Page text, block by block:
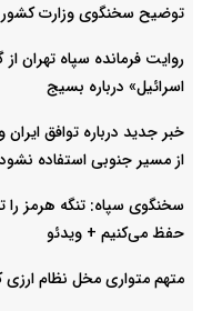
توضیح سخنگوی وزارت کشور
روایت فرمانده سپاه تهران
اسرائیل» درباره بسیج
خبر جدید درباره توافق
از مسیر جنوبی استفاده نشود
سخنگوی سپاه: تنگه هرمز را
حفظ می‌کنیم + ویدئو
متهم متواری مخل نظام